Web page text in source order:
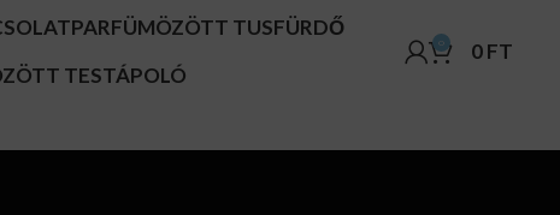
PARFÜMÖZÖTT TUSFÜRDŐ
TESTÁPOLÓ
0 0FT